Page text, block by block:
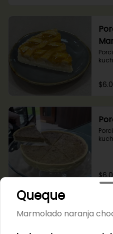
Queque
Marmolado naranja